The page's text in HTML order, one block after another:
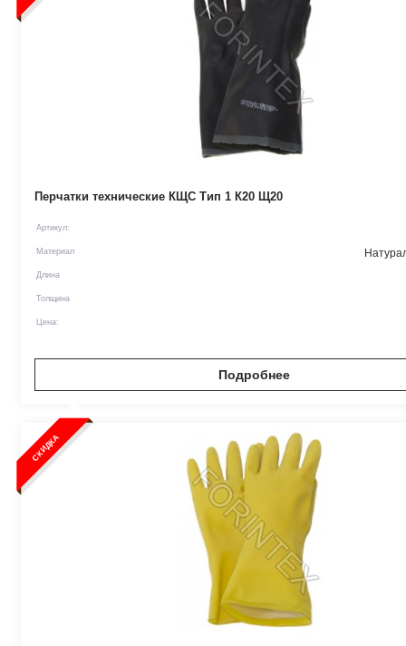
Перчатки технические КЩС Тип 1 К20 Щ20
Артикул:
Материал
Длина
Толщина
Цена:
Подробнее
СКИДКА